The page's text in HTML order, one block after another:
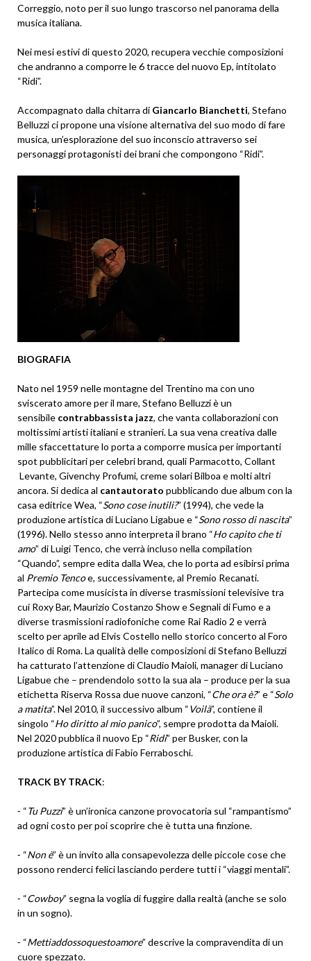
Correggio, noto per il suo lungo trascorso nel panorama della
musica italiana.
Nei mesi estivi di questo 2020, recupera vecchie composizioni
che andranno a comporre le 6 tracce del nuovo Ep, intitolato
“Ridi”.
Accompagnato dalla chitarra di Giancarlo Bianchetti, Stefano
Belluzzi ci propone una visione alternativa del suo modo di fare
musica, un’esplorazione del suo inconscio attraverso sei
personaggi protagonisti dei brani che compongono “Ridi”.
BIOGRAFIA
Nato nel 1959 nelle montagne del Trentino ma con uno
sviscerato amore per il mare, Stefano Belluzzi è un
sensibile contrabbassista jazz, che vanta collaborazioni con
moltissimi artisti italiani e stranieri. La sua vena creativa dalle
mille sfaccettature lo porta a comporre musica per importanti
spot pubblicitari per celebri brand, quali Parmacotto, Collant
Levante, Givenchy Profumi, creme solari Bilboa e molti altri
ancora. Si dedica al cantautorato pubblicando due album con la
casa editrice Wea, “Sono cose inutili?” (1994), che vede la
produzione artistica di Luciano Ligabue e “Sono rosso di nascita”
(1996). Nello stesso anno interpreta il brano “Ho capito che ti
amo” di Luigi Tenco, che verrà incluso nella compilation
“Quando”, sempre edita dalla Wea, che lo porta ad esibirsi prima
al Premio Tencoe, successivamente, al Premio Recanati.
Partecipa come musicista in diverse trasmissioni televisive tra
cui Roxy Bar, Maurizio Costanzo Show e Segnali di Fumo e a
diverse trasmissioni radiofoniche come Rai Radio 2 e verrà
scelto per aprile ad Elvis Costello nello storico concerto al Foro
Italico di Roma. La qualità delle composizioni di Stefano Belluzzi
ha catturato l’attenzione di Claudio Maioli, manager di Luciano
Ligabue che – prendendolo sotto la sua ala – produce per la sua
etichetta Riserva Rossa due nuove canzoni, “Che ora è?” e “Solo
a matita”. Nel 2010, il successivo album “Voilà”, contiene il
singolo “Ho diritto al mio panico”, sempre prodotta da Maioli.
Nel 2020 pubblica il nuovo Ep “Ridi” per Busker, con la
produzione artistica di Fabio Ferraboschi.
TRACK BY TRACK:
⁃ “Tu Puzzi” è un’ironica canzone provocatoria sul “rampantismo”
ad ogni costo per poi scoprire che è tutta una finzione.
⁃ “Non è” è un invito alla consapevolezza delle piccole cose che
possono renderci felici lasciando perdere tutti i “viaggi mentali”.
⁃ “Cowboy” segna la voglia di fuggire dalla realtà (anche se solo
in un sogno).
⁃ “Mettiaddossoquestoamore” descrive la compravendita di un
cuore spezzato.